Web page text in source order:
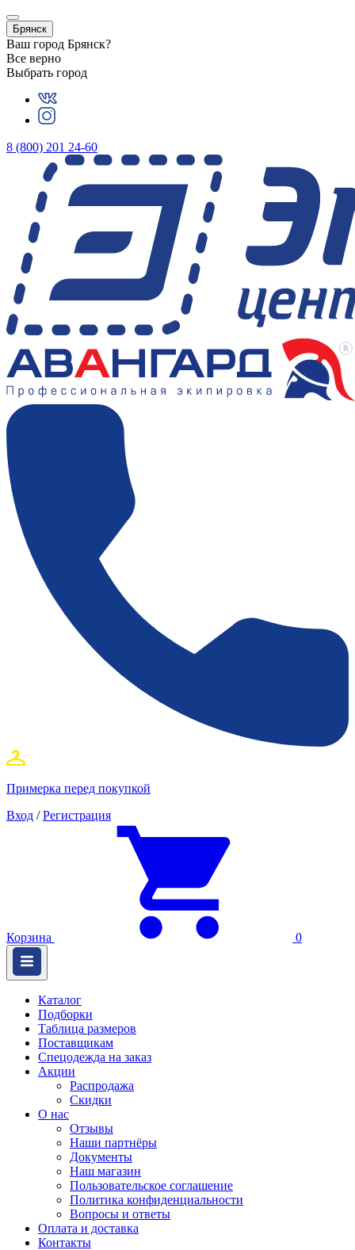
Брянск
Ваш город Брянск?
Все верно
Выбрать город
8 (800) 201 24-60
Примерка перед покупкой
Вход / Регистрация
Корзина 0
Каталог
Подборки
Таблица размеров
Поставщикам
Спецодежда на заказ
Акции
Распродажа
Скидки
О нас
Отзывы
Наши партнёры
Документы
Наш магазин
Пользовательское соглашение
Политика конфиденциальности
Вопросы и ответы
Оплата и доставка
Контакты